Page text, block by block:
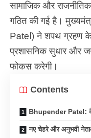
सामाजिक और
गठित की गई है।
Patel) ने शपथ ग्रहण के
प्रशासनिक सुधार और
फोकस करेगी।
Contents
Bhupender Patel:
नए चेहरे और अनुभवी